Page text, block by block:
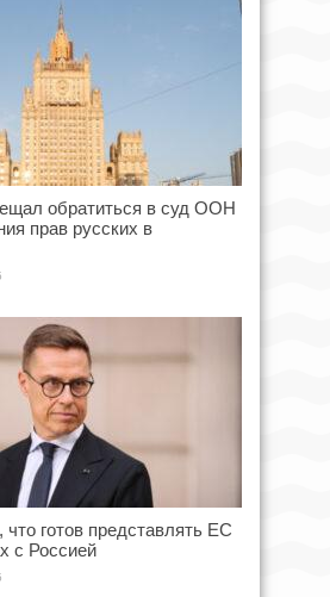
обратиться в суд ООН
прав русских в
готов представлять ЕС
с Россией